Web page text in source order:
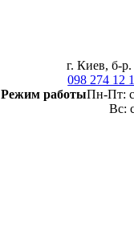
г. Киев, б-
098 274 12
Режим работыПн-Пт:
Вс: